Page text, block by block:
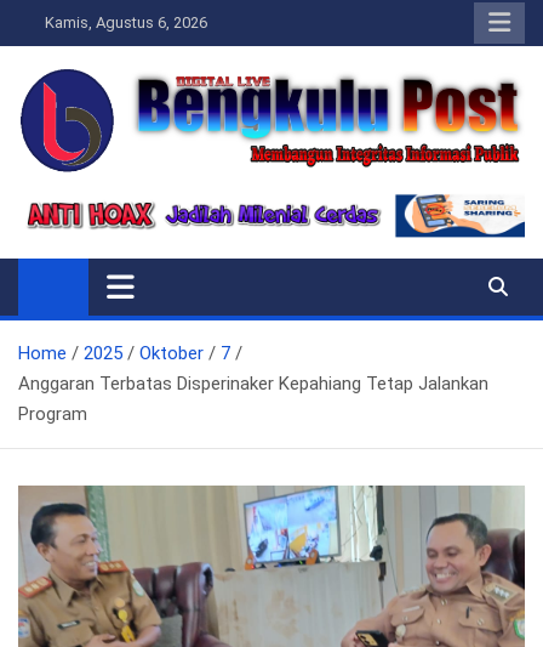
to
content
Kamis, Agustus 6, 2026
Bengkulupost.id
Home 2025 Oktober
7
Anggaran Terbatas Disperinaker Kepahiang Tetap Jalankan
Program